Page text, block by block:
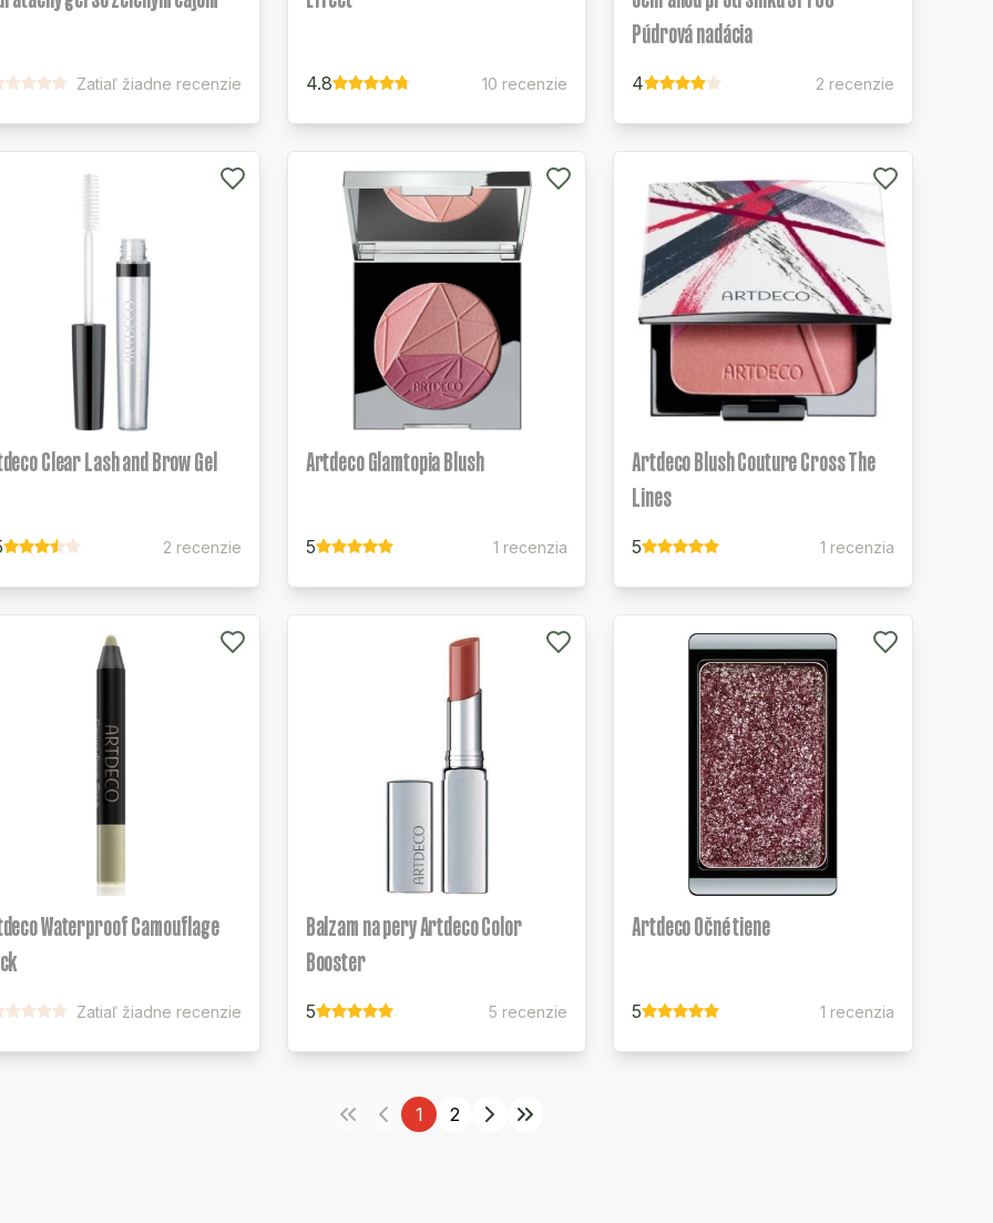
Zatiaľ žiadne recenzie 4.8 10 recenzie
Púdrová nadácia
4 2 recenzie
Clear Lash and Brow Gel
2 recenzie
Artdeco Glamtopia Blush
5 1 recenzia
Artdeco Blush Couture Cross The
Lines
5 1 recenzia
Waterproof Camouflage
Zatiaľ žiadne recenzie
Balzam na pery Artdeco Color
Booster
5 5 recenzie
Artdeco Očné tiene
5 1 recenzia
1 2